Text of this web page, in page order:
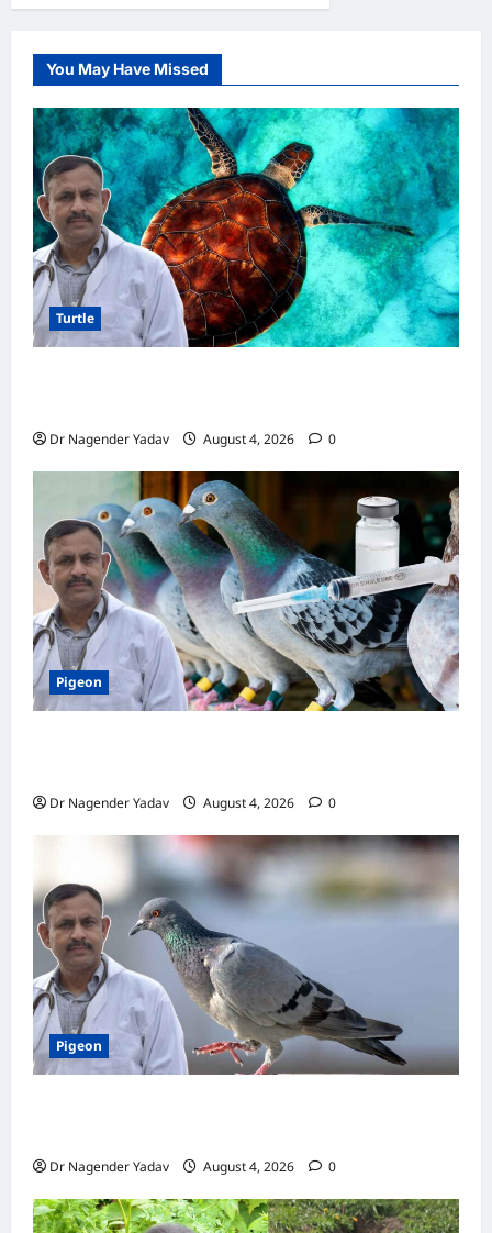
बीमार
पहचान
कैसे
करें?
You May Have Missed
Turtle
Dr Nagender Yadav August 4, 2026 0
Pigeon
Dr Nagender Yadav August 4, 2026 0
Pigeon
Dr Nagender Yadav August 4, 2026 0